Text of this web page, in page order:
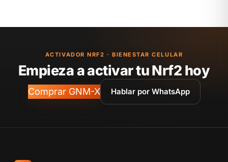
ACTIVADOR NRF2 · BIENESTAR CELULAR
Empieza a activar tu Nrf2 hoy
Comprar GNM-X Hablar por WhatsApp